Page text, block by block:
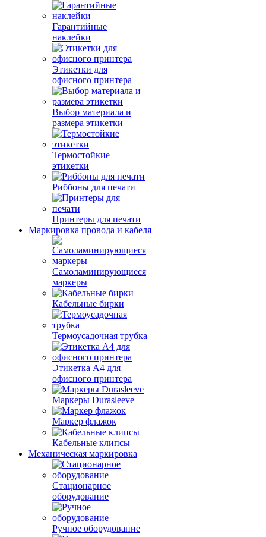
Гарантийные
наклейки
Этикетки для
офисного принтера
Выбор материала и
размера этикетки
Термостойкие
этикетки
Риббоны для печати
Принтеры для печати
Маркировка провода и кабеля
Самоламинирующиеся
маркеры
Кабельные бирки
Термоусадочная трубка
Этикетка А4 для
офисного принтера
Маркеры Durasleeve
Маркер флажок
Кабельные клипсы
Механическая маркировка
Стационарное
оборудование
Ручное оборудование